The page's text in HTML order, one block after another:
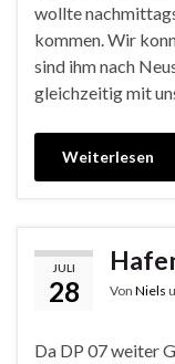
wollte
kommen. Wir
sind ihm nach
gleichzeitig mit
Weiterlesen
JULI
28 Von Niels
Da DP 07 weiter